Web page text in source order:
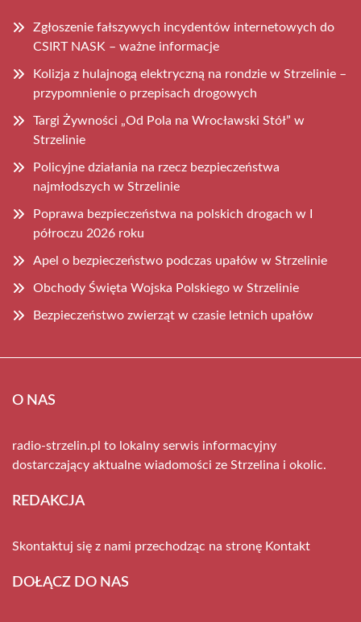
Zgłoszenie fałszywych incydentów internetowych do
CSIRT NASK – ważne informacje
Kolizja z hulajnogą elektryczną na rondzie w Strzelinie –
przypomnienie o przepisach drogowych
Targi Żywności „Od Pola na Wrocławski Stół” w
Strzelinie
Policyjne działania na rzecz bezpieczeństwa
najmłodszych w Strzelinie
Poprawa bezpieczeństwa na polskich drogach w I
półroczu 2026 roku
Apel o bezpieczeństwo podczas upałów w Strzelinie
Obchody Święta Wojska Polskiego w Strzelinie
Bezpieczeństwo zwierząt w czasie letnich upałów
O NAS
radio-strzelin.pl to lokalny serwis informacyjny
dostarczający aktualne wiadomości ze Strzelina i okolic.
REDAKCJA
Skontaktuj się z nami przechodząc na stronę Kontakt
DOŁĄCZ DO NAS